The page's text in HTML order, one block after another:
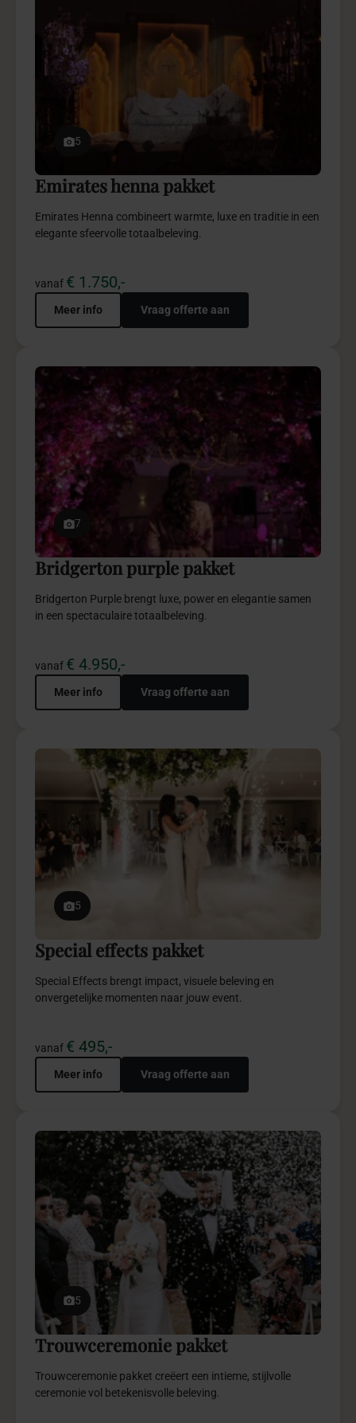
5
Emirates henna pakket
Emirates Henna combineert warmte, luxe en traditie in een
elegante sfeervolle totaalbeleving.
vanaf € 1.750,-
Meer info Vraag offerte aan
7
Bridgerton purple pakket
Bridgerton Purple brengt luxe, power en elegantie samen
in een spectaculaire totaalbeleving.
vanaf € 4.950,-
Meer info Vraag offerte aan
5
Special effects pakket
Special Effects brengt impact, visuele beleving en
onvergetelijke momenten naar jouw event.
vanaf € 495,-
Meer info Vraag offerte aan
5
Trouwceremonie pakket
Trouwceremonie pakket creëert een intieme, stijlvolle
ceremonie vol betekenisvolle beleving.